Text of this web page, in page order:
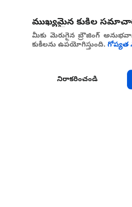
ముఖ్యమైన కుకీల
మీకు మెరుగైన బ్రౌజింగ్
కుకీలను ఉపయోగిస్తుంది. గోప్యత
నిరాకరించండి